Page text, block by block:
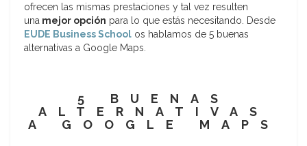
ofrecen las mismas prestaciones y tal vez resulten
una mejor opción para lo que estás necesitando. Desde
EUDE Business School os hablamos de 5 buenas
alternativas a Google Maps.
5 BUENAS
ALTERNATIVAS
A GOOGLE MAPS